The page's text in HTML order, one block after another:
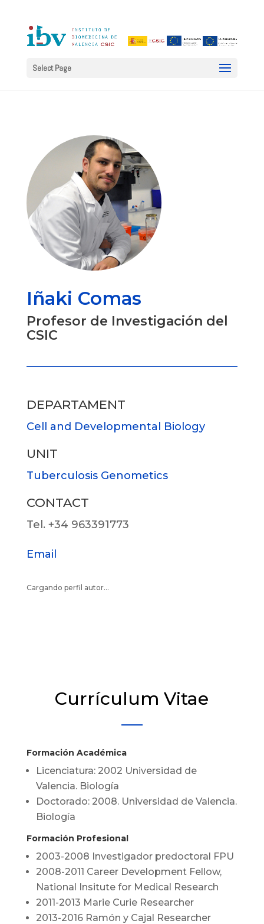
Select Page
Iñaki Comas
Profesor de Investigación del
CSIC
DEPARTAMENT
Cell and Developmental Biology
UNIT
Tuberculosis Genometics
CONTACT
Tel. +34 963391773
Email
Cargando perfil autor...
Currículum Vitae
Formación Académica
Licenciatura: 2002 Universidad de
Valencia. Biología
Doctorado: 2008. Universidad de Valencia.
Biología
Formación Profesional
2003-2008 Investigador predoctoral FPU
2008-2011 Career Development Fellow,
National Insitute for Medical Research
2011-2013 Marie Curie Researcher
2013-2016 Ramón y Cajal Researcher